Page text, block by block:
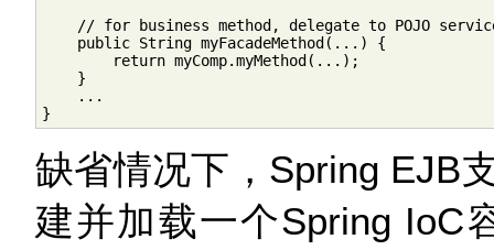
// for business method, delegate to POJO
    public String myFacadeMethod(...) {
        return myComp.myMethod(...);
    }
    ...
}
缺省情况下，Spring EJB
建并加载一个Spring IoC